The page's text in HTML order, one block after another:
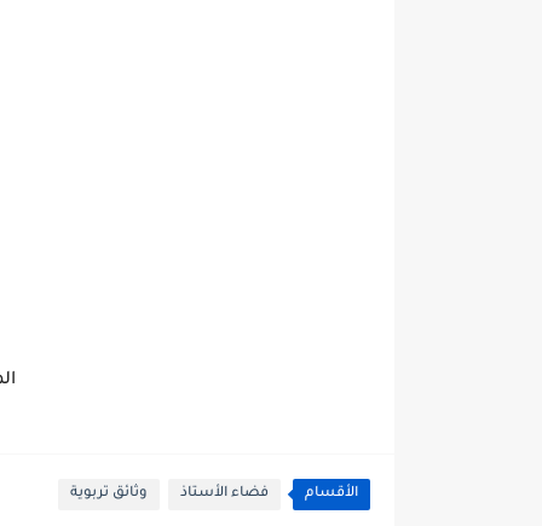
الأقسام فضاء الأستاذ وثائق تربوية